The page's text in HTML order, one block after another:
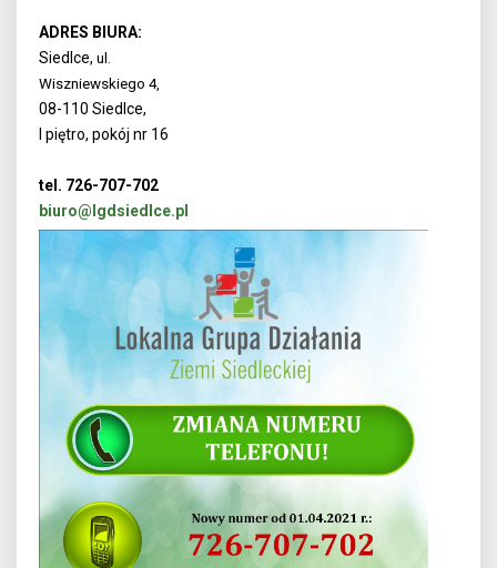
ADRES BIURA:
Siedlce, ul.
Wiszniewskiego 4,
08-110 Siedlce,
I piętro, pokój nr 16
tel. 726-707-702
biuro@lgdsiedlce.pl